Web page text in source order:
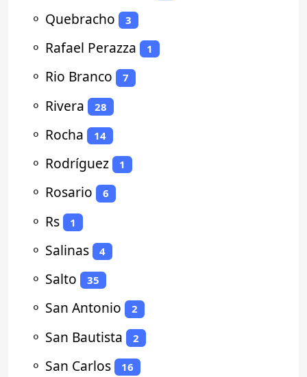
⚬ Quebracho 3
⚬ Rafael Perazza 1
⚬ Rio Branco 7
⚬ Rivera 28
⚬ Rocha 14
⚬ Rodríguez 1
⚬ Rosario 6
⚬ Rs 1
⚬ Salinas 4
⚬ Salto 35
⚬ San Antonio 2
⚬ San Bautista 2
⚬ San Carlos 16